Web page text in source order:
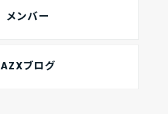
メンバー
AZXブログ